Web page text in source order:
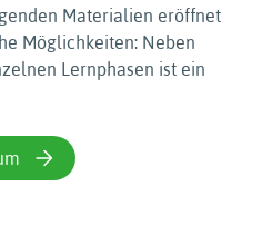
Materialien eröffnet
Möglichkeiten: Neben
Lernphasen ist ein